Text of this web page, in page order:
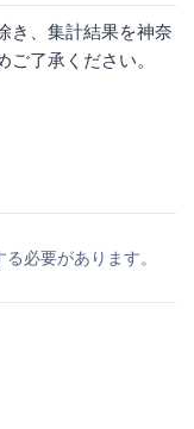
き、集計結果を神奈
了承ください。
必要があります。